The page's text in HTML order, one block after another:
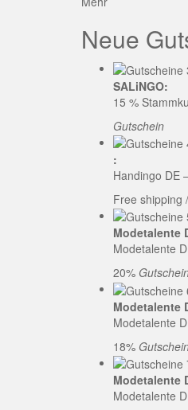
Neue
SALiNGO:
15 %
Gutschein
:
Handingo DE
Free shipping
Modetalente
Modetalente
20%
Modetalente
Modetalente
18%
Modetalente
Modetalente